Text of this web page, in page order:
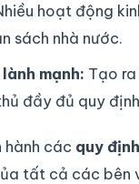
hoạt động
sách nhà nước.
mạnh: Tạo
đầy đủ quy
hành các quy
tất cả các bên